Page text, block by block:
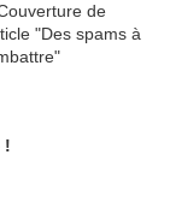
!